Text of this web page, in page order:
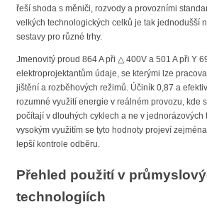
řeší shoda s měniči, rozvody a provozními
velkých technologických celků je tak jednodušší
sestavy pro různé trhy.
Jmenovitý proud 864 A při △ 400V a 501 A při Y
elektroprojektantům údaje, se kterými lze
jištění a rozběhových režimů. Účiník 0,87 a
rozumné využití energie v reálném provozu, kde
počítají v dlouhých cyklech a ne v jednorázových
vysokým využitím se tyto hodnoty projeví
lepší kontrole odběru.
Přehled použití v
technologiích